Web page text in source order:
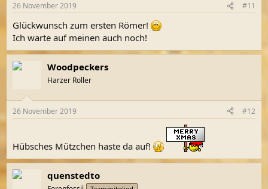
26 November 2019 #11
Glückwunsch zum ersten Römer!
Ich warte auf meinen auch noch!
Woodpeckers
Harzer Roller
26 November 2019 #12
Hübsches Mützchen haste da auf!
quenstedto